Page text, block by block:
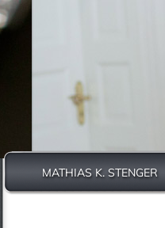
Previous
MATHIAS K. STENGER